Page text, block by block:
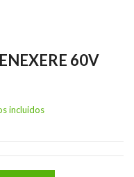
60V
incluidos